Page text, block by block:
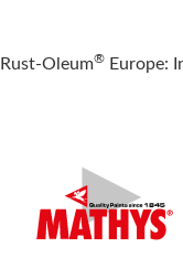
Rust-Oleum® Europe: